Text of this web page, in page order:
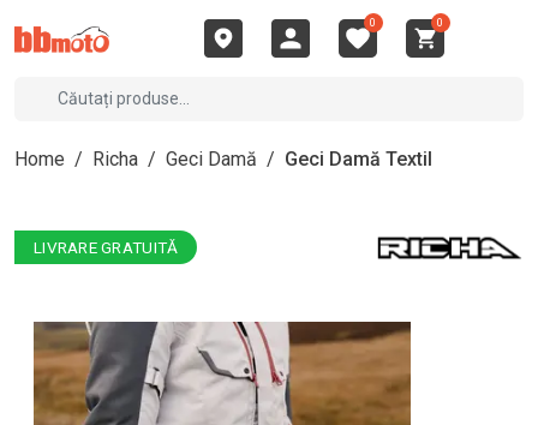
0 0
Home / Richa / Geci Damă / Geci Damă Textil
LIVRARE GRATUITĂ